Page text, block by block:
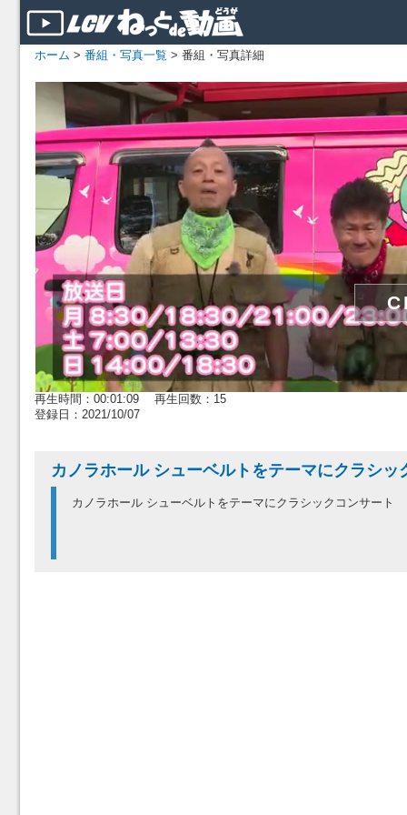
ホーム > 番組・写真一覧 > 番組・写真詳細
再生時間：00:01:09 再生回数：15
登録日：2021/10/07
カノラホール シューベルトをテーマにクラシッ
カノラホール シューベルトをテーマにクラシックコンサート